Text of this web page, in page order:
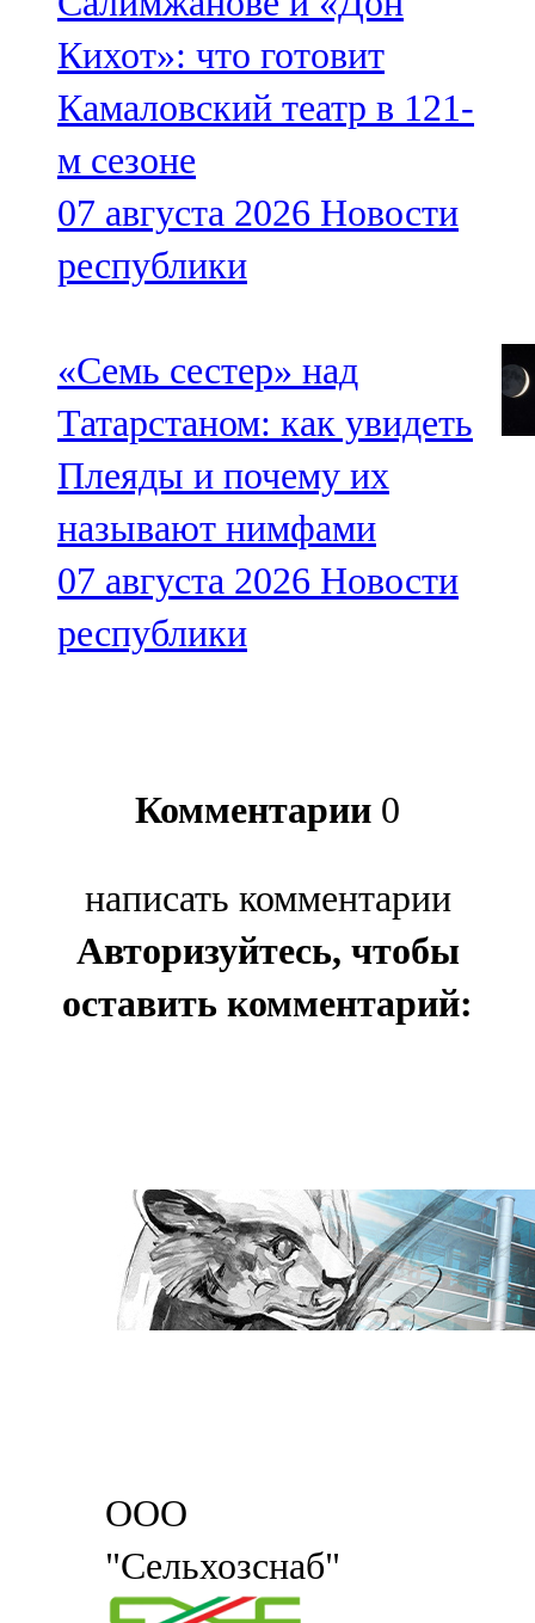
Кихот»: что готовит
Камаловский театр в 121-
м сезоне
07 августа 2026 Новости
республики
«Семь сестер» над
Татарстаном: как увидеть
Плеяды и почему их
называют нимфами
07 августа 2026 Новости
республики
Комментарии 0
написать комментарии
Авторизуйтесь, чтобы
оставить комментарий:
ООО
"Сельхозснаб"